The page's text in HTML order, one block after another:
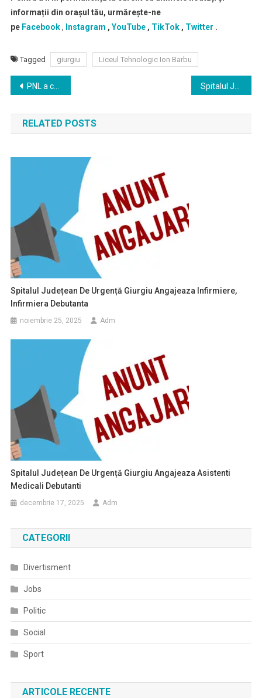
informații din orașul tău, urmărește-ne
pe Facebook, Instagram , YouTube, TikTok, Twitter .
Tagged giurgiu Liceul Tehnologic Ion Barbu
Navigare
în
articole
PNL a castigat alegerile parlamentare in judetul Giurgiu
RELATED POSTS
Spitalul Județean De Urgență Giurgiu Angajeaza Infirmiere,
Infirmiera Debutanta
noiembrie 25, 2025 Adm
Spitalul Județean De Urgență Giurgiu Angajeaza Asistenti
Medicali Debutanti
decembrie 17, 2025 Adm
CATEGORII
Divertisment
Jobs
Politic
Social
Sport
ARTICOLE RECENTE